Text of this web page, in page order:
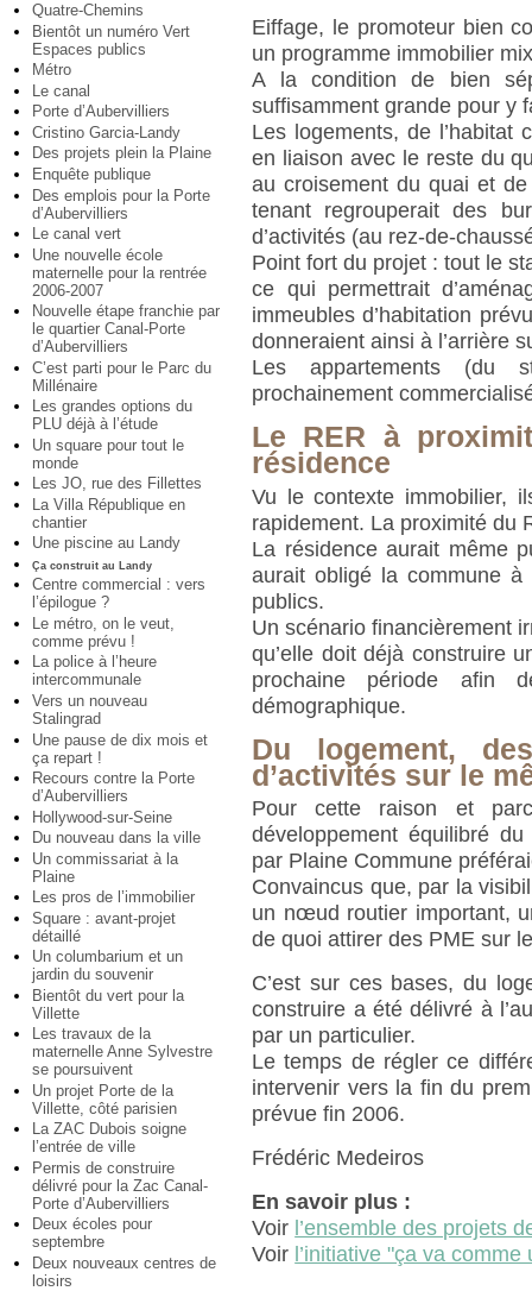
Quatre-Chemins
Bientôt un numéro Vert
Espaces publics
Métro
Le canal
Porte d’Aubervilliers
Cristino Garcia-Landy
Des projets plein la Plaine
Enquête publique
Des emplois pour la Porte
d’Aubervilliers
Le canal vert
Une nouvelle école
maternelle pour la rentrée
2006-2007
Nouvelle étape franchie par
le quartier Canal-Porte
d’Aubervilliers
C’est parti pour le Parc du
Millénaire
Les grandes options du
PLU déjà à l’étude
Un square pour tout le
monde
Les JO, rue des Fillettes
La Villa République en
chantier
Une piscine au Landy
Ça construit au Landy
Centre commercial : vers
l’épilogue ?
Le métro, on le veut,
comme prévu !
La police à l’heure
intercommunale
Vers un nouveau
Stalingrad
Une pause de dix mois et
ça repart !
Recours contre la Porte
d’Aubervilliers
Hollywood-sur-Seine
Du nouveau dans la ville
Un commissariat à la
Plaine
Les pros de l’immobilier
Square : avant-projet
détaillé
Un columbarium et un
jardin du souvenir
Bientôt du vert pour la
Villette
Les travaux de la
maternelle Anne Sylvestre
se poursuivent
Un projet Porte de la
Villette, côté parisien
La ZAC Dubois soigne
l’entrée de ville
Permis de construire
délivré pour la Zac Canal-
Porte d’Aubervilliers
Deux écoles pour
septembre
Deux nouveaux centres de
loisirs
Eiffage, le promoteur bien
un programme immobilier
A la condition de bien
suffisamment grande pour y
Les logements, de l’habitat
en liaison avec le reste du
au croisement du quai et
tenant regrouperait des
d’activités (au rez-de-
Point fort du projet : tout le
ce qui permettrait
immeubles d’habitation
donneraient ainsi à l’arrière
Les appartements (du
prochainement
Le RER à
résidence
Vu le contexte immobilier,
rapidement. La proximité du
La résidence aurait même
aurait obligé la commune à
publics.
Un scénario financièrement
qu’elle doit déjà construire
prochaine période afin
démographique.
Du logement,
d’activités sur le
Pour cette raison et
développement équilibré
par Plaine Commune
Convaincus que, par la
un nœud routier important,
de quoi attirer des PME sur
C’est sur ces bases, du
construire a été délivré à
par un particulier.
Le temps de régler ce
intervenir vers la fin du
prévue fin 2006.
Frédéric Medeiros
En savoir plus :
Voir l’ensemble des projets
Voir l’initiative "ça va comme